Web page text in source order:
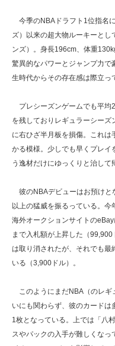
今季のNBAドラフト1位指名
ズ）以来の超大物ルーキーとし
ンズ）。身長196cm、体重
驚異的なパワーとジャンプ力で
生時代からその存在感は際立っ
プレシーズンゲームでも平均
を残しておりレギュラーシー
に右ひざ半月板を損傷。これ
かる模様。少しでも早くプレイ
う逸材だけにゆっくりと治して
彼のNBAデビューはお預けと
以上の猛威を振るっている。
海外オークションサイトの
まで入札額が上昇した（
は取り消されたが、それでも最
いる（3,900ドル）。
このようにまだNBA（のレギ
いにも関わらず、彼のカード
1枚となっている。上では「八
スやパックの入手が難しくな